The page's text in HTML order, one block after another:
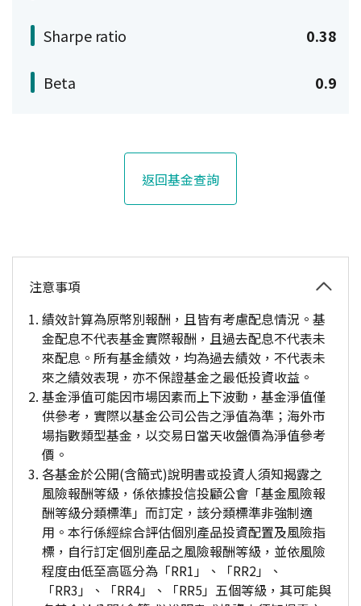
Sharpe ratio 0.38
Beta 0.9
返回基金查詢
注意事項
績效計算為原幣別報酬，且皆有考慮配息情況。基
金配息不代表基金實際報酬，且過去配息不代表未
來配息。所有基金績效，均為過去績效，不代表未
來之績效表現，亦不保證基金之最低投資收益。
基金淨值可能因市場因素而上下波動，基金淨值僅
供參考，實際以基金公司公告之淨值為準；海外市
場指數類型基金，以交易日當天收盤價為淨值參考
價。
各基金於公開(含簡式)說明書或投資人須知揭露之
風險報酬等級，係依據投信投顧公會「基金風險報
酬等級分類標準」而訂定，該分類標準非強制適
用。本行係經綜合評估個別產品投資配置及風險指
標，自行訂定個別產品之風險報酬等級，並依風險
程度由低至高區分為「RR1」、「RR2」、
「RR3」、「RR4」、「RR5」五個等級，其可能與